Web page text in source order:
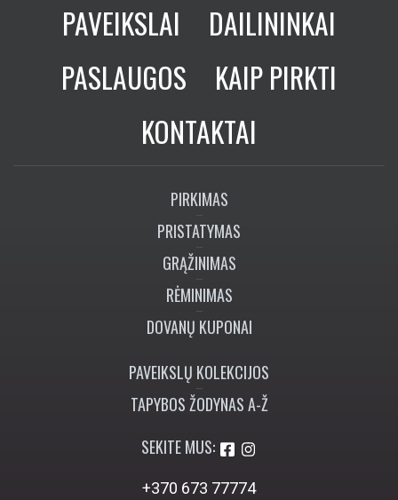
PAVEIKSLAI
DAILININKAI
PASLAUGOS
KAIP PIRKTI
KONTAKTAI
PIRKIMAS
PRISTATYMAS
GRĄŽINIMAS
RĖMINIMAS
DOVANŲ KUPONAI
PAVEIKSLŲ KOLEKCIJOS
TAPYBOS ŽODYNAS A-Ž
SEKITE MUS:
+370 673 77774